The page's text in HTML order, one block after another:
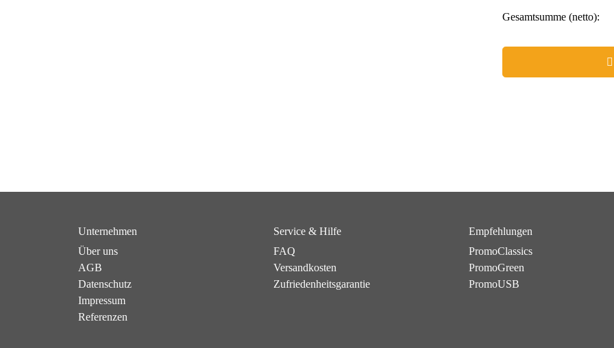
Gesamtsumme (netto):
Unternehmen
Über uns
AGB
Datenschutz
Impressum
Referenzen
Service & Hilfe
FAQ
Versandkosten
Zufriedenheitsgarantie
Empfehlungen
PromoClassics
PromoGreen
PromoUSB